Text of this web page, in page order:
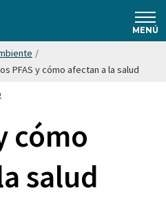
MENÚ
/
PFAS y cómo afectan a la salud
cómo
salud